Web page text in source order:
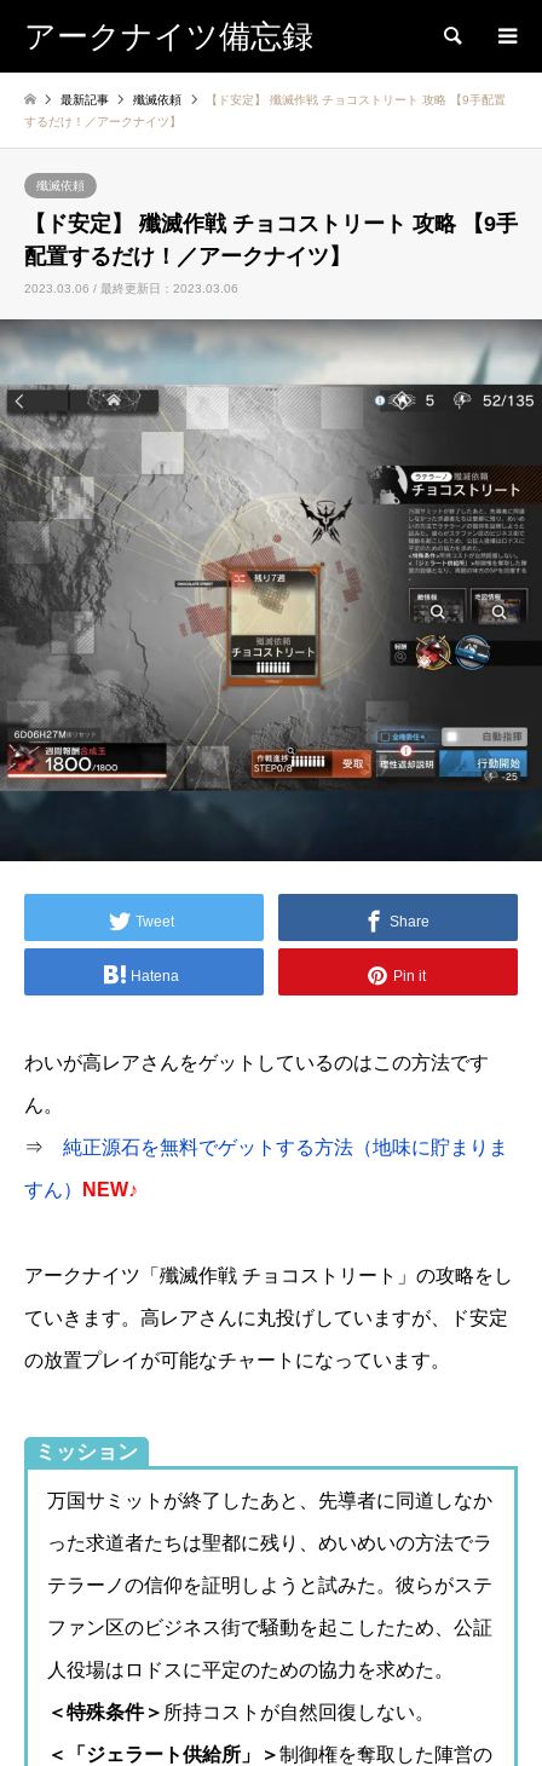
アークナイツ備忘録 検索
最新記事 殲滅依頼
【ド安定】 殲滅作戦 チョコストリート 攻略 【9手配置
するだけ！／アークナイツ】
殲滅依頼
【ド安定】 殲滅作戦 チョコストリート 攻略 【9手
配置するだけ！／アークナイツ】
2023.03.06 / 最終更新日：2023.03.06
Tweet Share
Hatena Pin it
わいが高レアさんをゲットしているのはこの方法です
ん。
⇒ 純正源石を無料でゲットする方法（地味に貯まりま
すん） NEW♪
アークナイツ「殲滅作戦 チョコストリート」の攻略をし
ていきます。高レアさんに丸投げしていますが、ド安定
の放置プレイが可能なチャートになっています。
ミッション
万国サミットが終了したあと、先導者に同道しなか
った求道者たちは聖都に残り、めいめいの方法でラ
テラーノの信仰を証明しようと試みた。彼らがステ
ファン区のビジネス街で騒動を起こしたため、公証
人役場はロドスに平定のための協力を求めた。
＜特殊条件＞ 所持コストが自然回復しない。
＜「ジェラート供給所」＞制御権を奪取した陣営の